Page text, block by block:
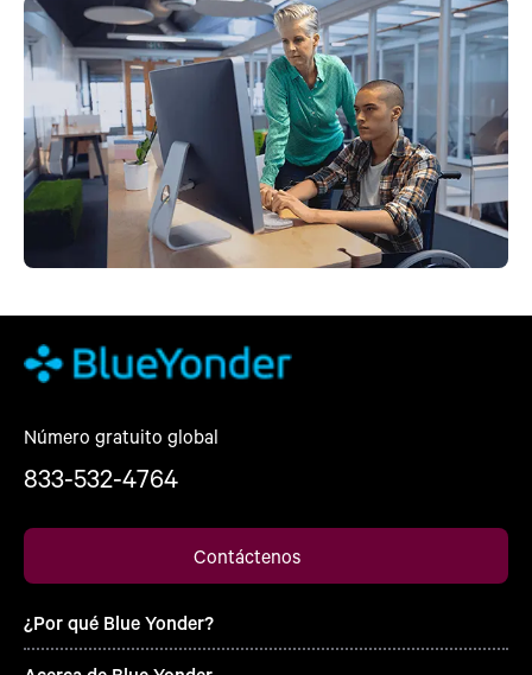
Número gratuito global
833-532-4764
Contáctenos
¿Por qué Blue Yonder?